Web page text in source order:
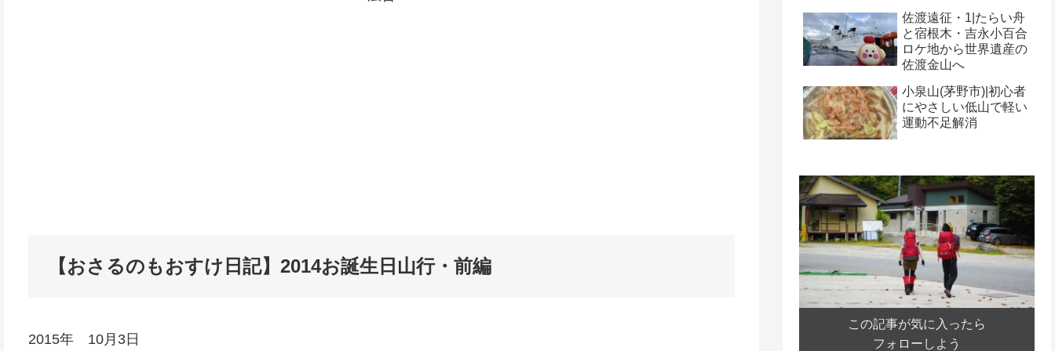
【おさるのもおすけ日記】2014お誕生日山行・前編
2015年 10月3日
佐渡遠征・1|たらい舟
と宿根木・吉永小百合
ロケ地から世界遺産の
佐渡金山へ
小泉山(茅野市)|初心者
にやさしい低山で軽い
運動不足解消
この記事が気に入ったら
フォローしよう